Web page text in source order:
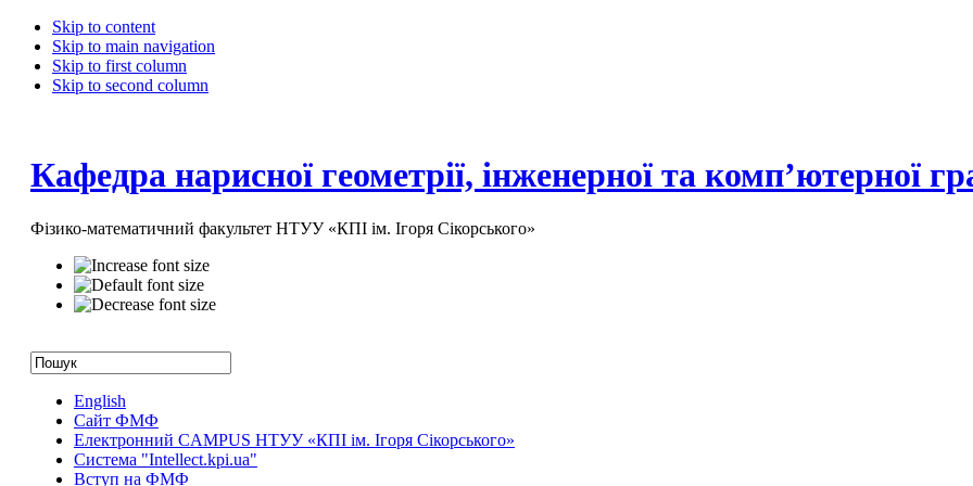
Skip to content
Skip to main navigation
Skip to first column
Skip to second column
Кафедра нарисної геометрії, інженерної та комп’ютерної
Фізико-математичний факультет НТУУ «КПІ ім. Ігоря Сікорського»
English
Сайт ФМФ
Електронний CAMPUS НТУУ «КПІ ім. Ігоря Сікорського»
Система "Intellect.kpi.ua"
Вступ на ФМФ